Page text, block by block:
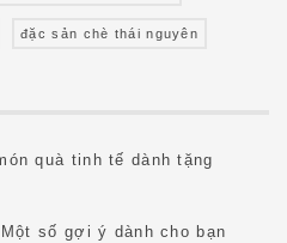
đặc sản chè thái nguyên
quà tinh tế dành tặng
số gợi ý dành cho bạn